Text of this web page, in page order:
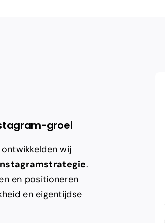
groei
wij
.
en positioneren
en eigentijdse